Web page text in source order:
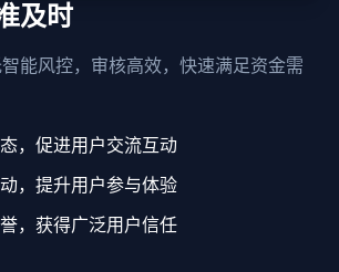
及时
能风控，审核高效，快速满足资金需
，促进用户交流互动
，提升用户参与体验
，获得广泛用户信任